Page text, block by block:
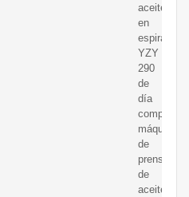
aceite
en
espiral
YZY
290
de
día
completo,
máquina
de
prensado
de
aceite